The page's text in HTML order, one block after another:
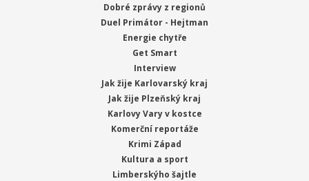
Dobré zprávy z regionů
Duel Primátor - Hejtman
Energie chytře
Get Smart
Interview
Jak žije Karlovarský kraj
Jak žije Plzeňský kraj
Karlovy Vary v kostce
Komerční reportáže
Krimi Západ
Kultura a sport
Limberskýho šajtle